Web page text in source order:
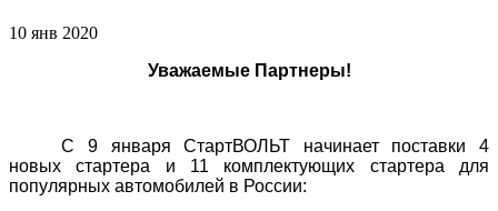
10 янв 2020
Уважаемые Партнеры!
С 9 января СтартВОЛЬТ начинает поставки 4
новых стартера и 11 комплектующих стартера для
популярных автомобилей в России: